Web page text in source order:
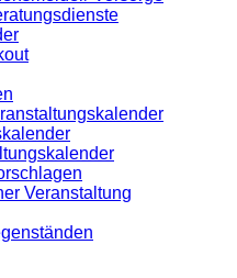
Veranstaltung